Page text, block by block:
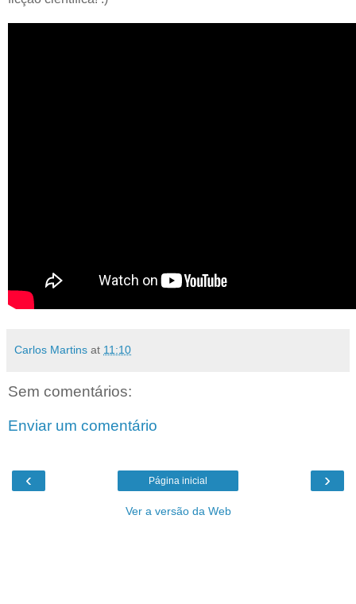
Carlos Martins at 11:10
Sem comentários:
Enviar um comentário
‹ ›
Página inicial
Ver a versão da Web